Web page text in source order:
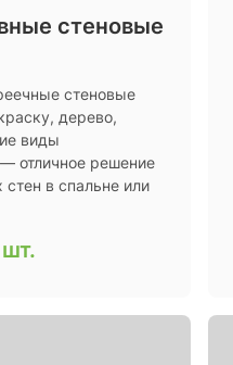
стеновые
стеновые
дерево,
виды
отличное решение
стен в спальне или
шт.